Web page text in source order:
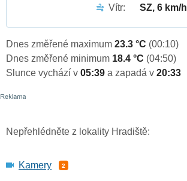
Vítr:
SZ, 6 km/h
Dnes změřené maximum 23.3 °C (00:10)
Dnes změřené minimum 18.4 °C (04:50)
Slunce vychází v 05:39 a zapadá v 20:33
Nepřehlédněte z lokality Hradiště:
Kamery 2